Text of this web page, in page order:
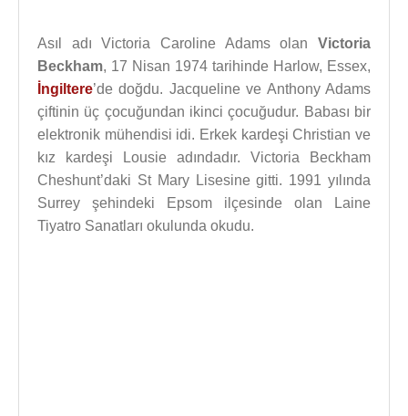
Asıl adı Victoria Caroline Adams olan Victoria
Beckham, 17 Nisan 1974 tarihinde Harlow, Essex,
İngiltere’de doğdu. Jacqueline ve Anthony Adams
çiftinin üç çocuğundan ikinci çocuğudur. Babası bir
elektronik mühendisi idi. Erkek kardeşi Christian ve
kız kardeşi Lousie adındadır. Victoria Beckham
Cheshunt’daki St Mary Lisesine gitti. 1991 yılında
Surrey şehindeki Epsom ilçesinde olan Laine
Tiyatro Sanatları okulunda okudu.